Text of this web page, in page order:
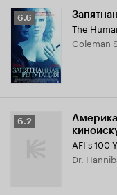
Рейтинг
Кинопоиска
6.6
6.6
The
Coleman
Рейтинг
6.2
злодеев
AFI's 100
Dr.